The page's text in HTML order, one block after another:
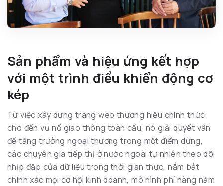
Sản phẩm và hiệu ứng kết hợp
với một trình điều khiển động cơ
kép
Từ việc xây dựng trang web thương hiệu chính thức
cho đến vụ nổ giao thông toàn cầu, nó giải quyết vấn
đề tăng trưởng ngoại thương trong một điểm dừng,
các chuyên gia tiếp thị ở nước ngoài tự nhiên theo dõi
nhịp đập của dữ liệu trong thời gian thực, nắm bắt
chính xác mọi cơ hội kinh doanh, mô hình phí hàng năm